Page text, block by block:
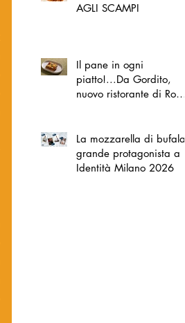
AGLI SCAMPI
Il pane in ogni
piatto!...Da Gordito,
nuovo ristorante di Roma
La mozzarella di bufala
grande protagonista a
Identità Milano 2026